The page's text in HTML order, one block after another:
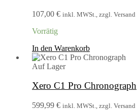
107,00 € inkl. MWSt., zzgl. Versand
Vorrätig
In den Warenkorb
Auf Lager
Xero C1 Pro Chronograph
599,99 € inkl. MWSt., zzgl. Versand